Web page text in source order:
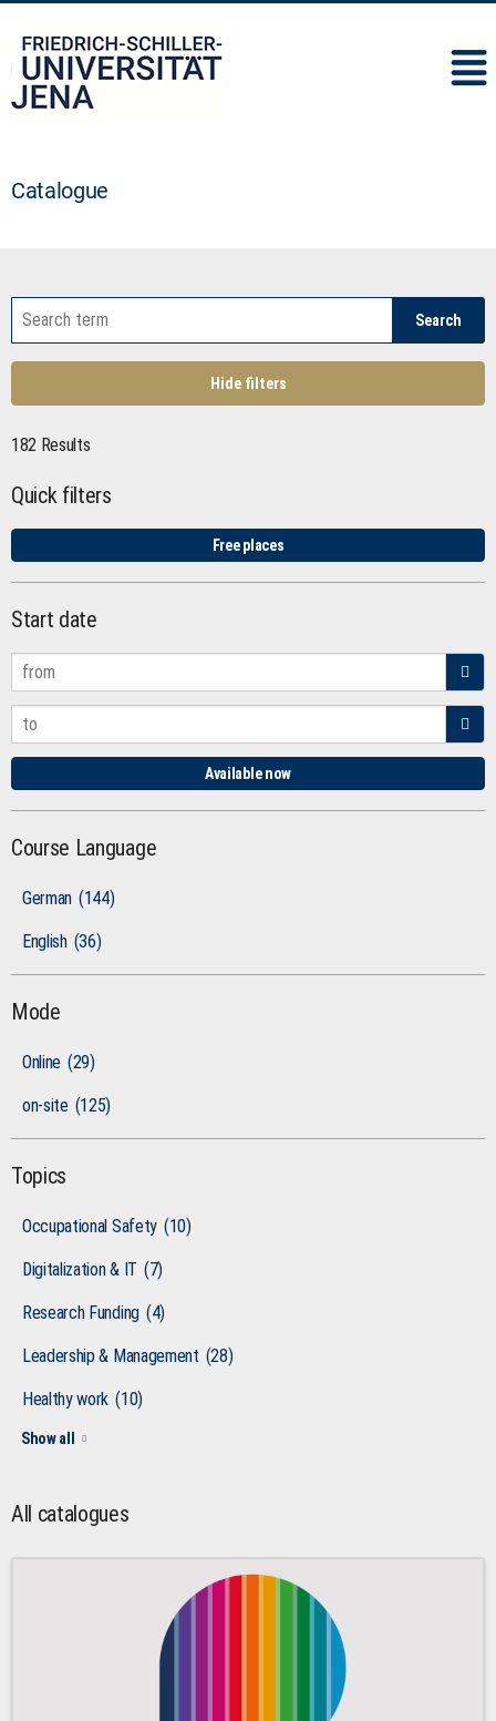
Catalogue
Search
Hide filters
182 Results
Quick filters
Free places
Start date
Available now
Course Language
German (144)
English (36)
Mode
Online (29)
on-site (125)
Topics
Occupational Safety (10)
Digitalization & IT (7)
Research Funding (4)
Leadership & Management (28)
Healthy work (10)
Show all
All catalogues